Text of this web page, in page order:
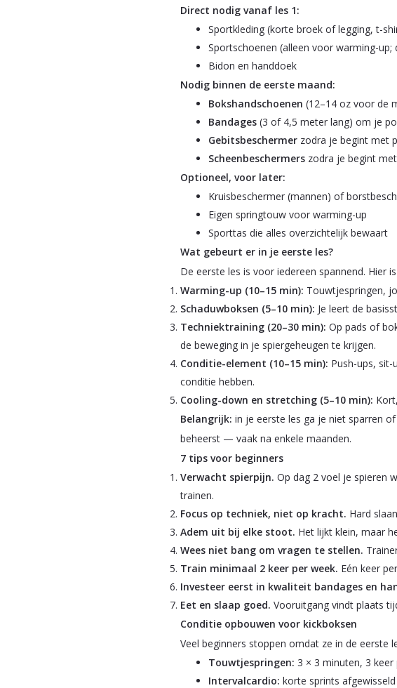
Direct nodig vanaf les 1:
Sportkleding (korte broek of legging, t-
Sportschoenen (alleen voor warming-
Bidon en handdoek
Nodig binnen de eerste maand:
Bokshandschoenen (12–14 oz voor de
Bandages (3 of 4,5 meter lang) om je
Gebitsbeschermer zodra je begint met
Scheenbeschermers zodra je begint
Optioneel, voor later:
Kruisbeschermer (mannen) of
Eigen springtouw voor warming-up
Sporttas die alles overzichtelijk bewaart
Wat gebeurt er in je eerste les?
De eerste les is voor iedereen spannend. Hier
Warming-up (10–15 min): Touwtjespringen,
Schaduwboksen (5–10 min): Je leert de
Techniektraining (20–30 min): Op pads of
de beweging in je spiergeheugen te krijgen.
Conditie-element (10–15 min): Push-ups,
conditie hebben.
Cooling-down en stretching (5–10 min):
Belangrijk: in je eerste les ga je niet sparren
beheerst — vaak na enkele maanden.
7 tips voor beginners
Verwacht spierpijn. Op dag 2 voel je spieren
trainen.
Focus op techniek, niet op kracht. Hard
Adem uit bij elke stoot. Het lijkt klein, maar
Wees niet bang om vragen te stellen.
Train minimaal 2 keer per week. Eén keer
Investeer eerst in kwaliteit bandages en
Eet en slaap goed. Vooruitgang vindt plaats
Conditie opbouwen voor kickboksen
Veel beginners stoppen omdat ze in de eerste
Touwtjespringen: 3 × 3 minuten, 3 keer
Intervalcardio: korte sprints